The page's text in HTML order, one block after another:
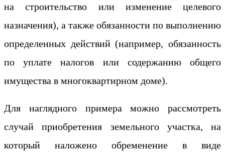
на строительство или изменение целевого
назначения), а также обязанности по выполнению
определенных действий (например, обязанность
по уплате налогов или содержанию общего
имущества в многоквартирном доме).
Для наглядного примера можно рассмотреть
случай приобретения земельного участка, на
который наложено обременение в виде